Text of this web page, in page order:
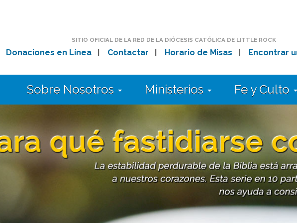
SITIO OFICIAL DE LA RED DE LA DIÓCESIS CATÓLICA DE LITTLE ROCK
Donaciones en Línea| Contactar Horario de Misas Encontrar
Sobre Nosotros Ministerios Fe y Culto